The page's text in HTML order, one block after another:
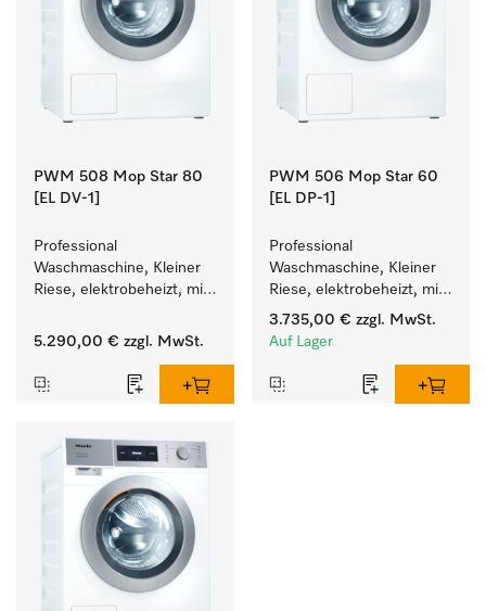
PWM 508 Mop Star 80
[EL DV-1]
Professional
Waschmaschine, Kleiner
Riese, elektrobeheizt, mit
die Anforderungen im
Füllgewicht 8 kg.
5.290,00 € zzgl. MwSt.
PWM 506 Mop Star 60
[EL DP-1]
Professional
Waschmaschine, Kleiner
Riese, elektrobeheizt, mit
Ablaufpumpe speziell für
die Anforderungen im
Füllgewicht 6 kg.
3.735,00 € zzgl. MwSt.
Auf Lager